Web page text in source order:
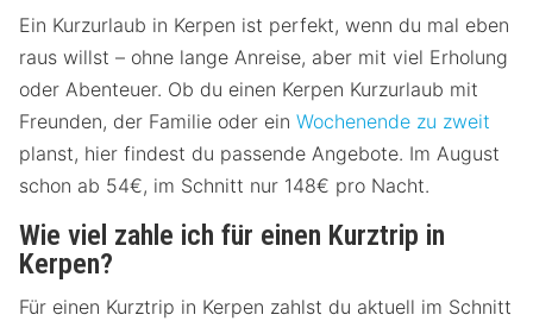
Ein Kurzurlaub in Kerpen ist perfekt, wenn du mal eben
raus willst – ohne lange Anreise, aber mit viel Erholung
oder Abenteuer. Ob du einen Kerpen Kurzurlaub mit
Freunden, der Familie oder ein Wochenende zu zweit
planst, hier findest du passende Angebote. Im August
schon ab 54€, im Schnitt nur 148€ pro Nacht.
Wie viel zahle ich für einen Kurztrip in
Kerpen?
Für einen Kurztrip in Kerpen zahlst du aktuell im Schnitt